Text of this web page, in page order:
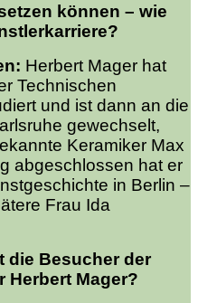
können – wie
Herbert Mager hat
Technischen
und ist dann an die
gewechselt,
Keramiker Max
abgeschlossen hat er
in Berlin –
Frau Ida
die Besucher der
Herbert Mager?